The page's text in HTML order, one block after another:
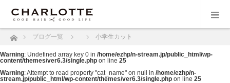
ホームブログ一覧 小学生カット
Warning: Undefined array key 0 in /home/ezhp/n-stream.jp/public_html/wp-
content/themes/ver6.3/single.php on line 25
Warning: Attempt to read property "cat_name" on null in /home/ezhp/n-
stream.jp/public_html/wp-content/themes/ver6.3/single.php on line 25